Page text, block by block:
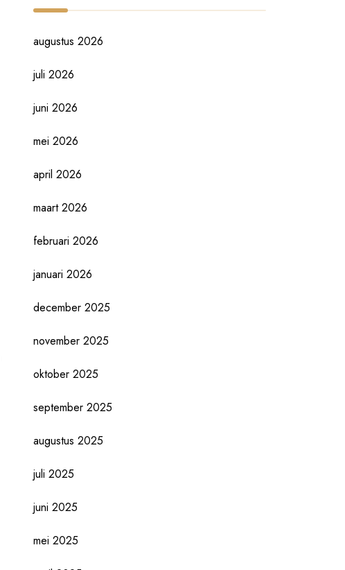
augustus 2026
juli 2026
juni 2026
mei 2026
april 2026
maart 2026
februari 2026
januari 2026
december 2025
november 2025
oktober 2025
september 2025
augustus 2025
juli 2025
juni 2025
mei 2025